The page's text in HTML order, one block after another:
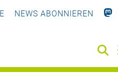
NEWS ABONNIEREN